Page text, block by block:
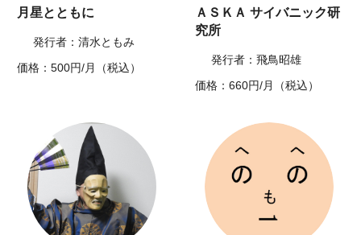
月星とともに
発行者：清水ともみ
価格：500円/月（税込）
ＡＳＫＡ サイバニック研
究所
発行者：飛鳥昭雄
価格：660円/月（税込）